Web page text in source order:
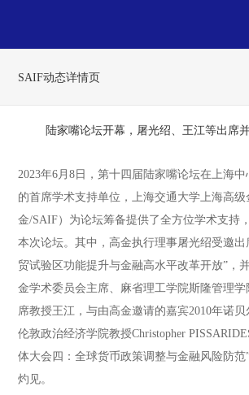
SAIF动态详情页
陆家嘴论坛开幕，屠光绍、王江等出席
2023年6月8日，第十四届陆家嘴论坛在上海
的首席学术支持单位，上海交通大学上海高级
金/SAIF）为论坛筹备提供了全方位学术支持
本次论坛。其中，高金执行理事屠光绍受邀出
贸试验区功能提升与金融高水平改革开放”，
金学术委员会主席、麻省理工学院斯隆管理
席教授王江，与由高金邀请的嘉宾2010年诺贝
伦敦政治经济学院教授Christopher
体大会四：全球货币政策调整与金融风险防范
灼见。